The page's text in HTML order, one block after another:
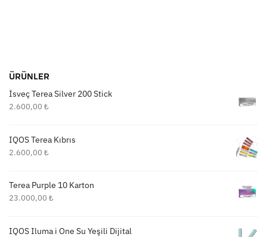
ÜRÜNLER
İsveç Terea Silver 200 Stick
2.600,00 ₺
IQOS Terea Kıbrıs
2.600,00 ₺
Terea Purple 10 Karton
23.000,00 ₺
IQOS Iluma i One Su Yeşili Dijital